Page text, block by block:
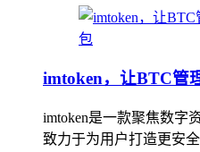
imtoken，让BTC管
imtoken是一款聚焦数字
致力于为用户打造更安